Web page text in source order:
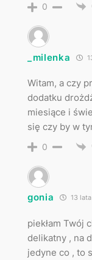
0
_milenka
Witam, a czy
dodatku
miesiące i
się czy by w
0
gonia 13
piekłam Twój
delikatny , na
jedyne co , to